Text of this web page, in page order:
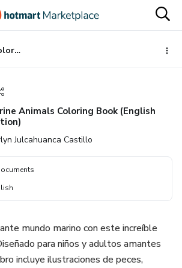
Marine Animals Coloring Book (English Edition)
Animals Coloring Book (English
Julcahuanca Castillo
mundo marino con este increíble
para niños y adultos amantes
incluye ilustraciones de peces,